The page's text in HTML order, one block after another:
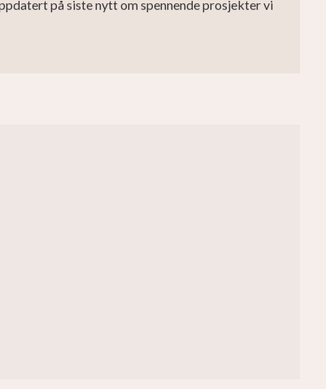
på siste nytt om spennende prosjekter vi